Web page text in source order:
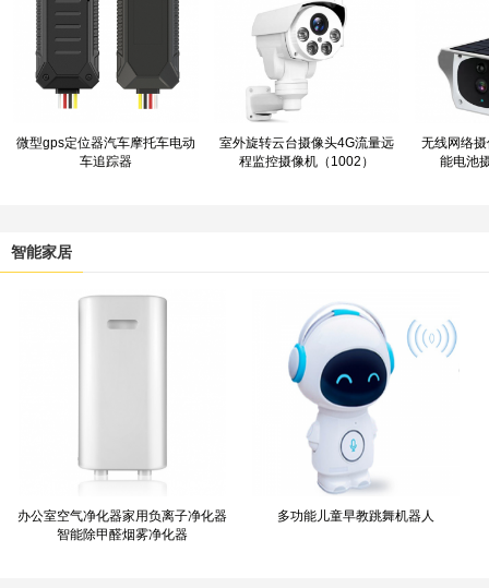
微型gps定位器汽车摩托车电动
车追踪器
室外旋转云台摄像头4G流量远
程监控摄像机（1002）
无线网络
能电池
智能家居
办公室空气净化器家用负离子净化器
智能除甲醛烟雾净化器
多功能儿童早教跳舞机器人